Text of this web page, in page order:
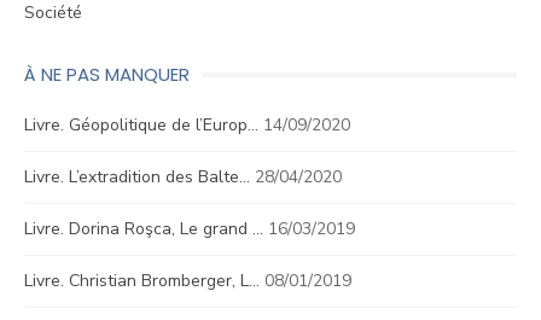
Société
À NE PAS MANQUER
Livre. Géopolitique de l’Europ… 14/09/2020
Livre. L’extradition des Balte… 28/04/2020
Livre. Dorina Roşca, Le grand … 16/03/2019
Livre. Christian Bromberger, L… 08/01/2019